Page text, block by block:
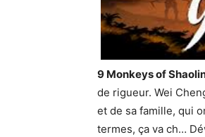
9 Monkeys of
de rigueur. Wei
et de sa famille, qui
termes, ça va ch…